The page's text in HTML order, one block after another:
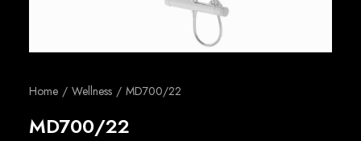
Home Wellness MD700/22
MD700/22